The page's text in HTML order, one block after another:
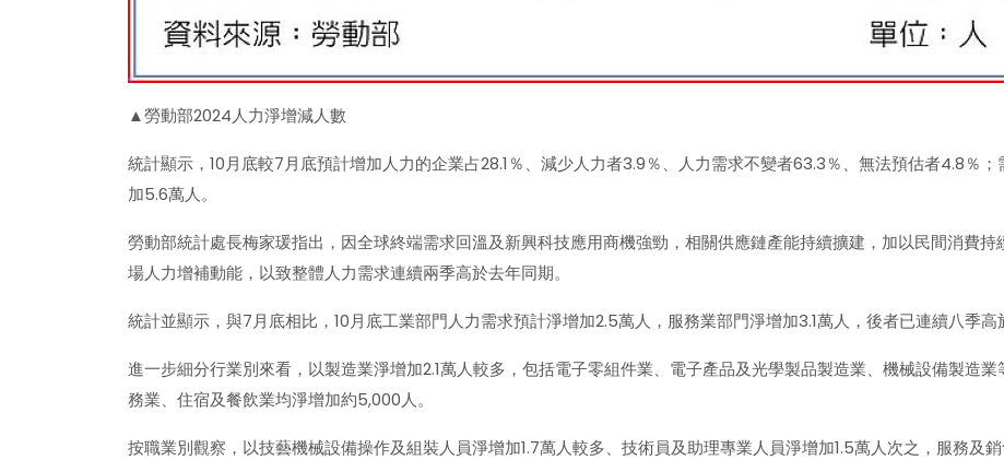
▲勞動部2024人力淨增減人數
統計顯示，10月底較7月底預計增加人力的企業占28.1％、減少人力者3.9％、人力需求不變者63.3％、無法預估者4.8％
加5.6萬人。
勞動部統計處長梅家瑗指出，因全球終端需求回溫及新興科技應用商機強勁，相關供應鏈產能持續擴建，加以民間消費
場人力增補動能，以致整體人力需求連續兩季高於去年同期。
統計並顯示，與7月底相比，10月底工業部門人力需求預計淨增加2.5萬人，服務業部門淨增加3.1萬人，後者已連續八季高
進一步細分行業別來看，以製造業淨增加2.1萬人較多，包括電子零組件業、電子產品及光學製品製造業、機械設備製造
務業、住宿及餐飲業均淨增加約5,000人。
按職業別觀察，以技藝機械設備操作及組裝人員淨增加1.7萬人較多、技術員及助理專業人員淨增加1.5萬人次之，服務及